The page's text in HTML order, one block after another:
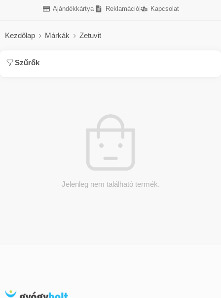
Ajándékkártya Reklamáció Kapcsolat
Kezdőlap Márkák Zetuvit
Szűrők
Jelenleg nem található termék.